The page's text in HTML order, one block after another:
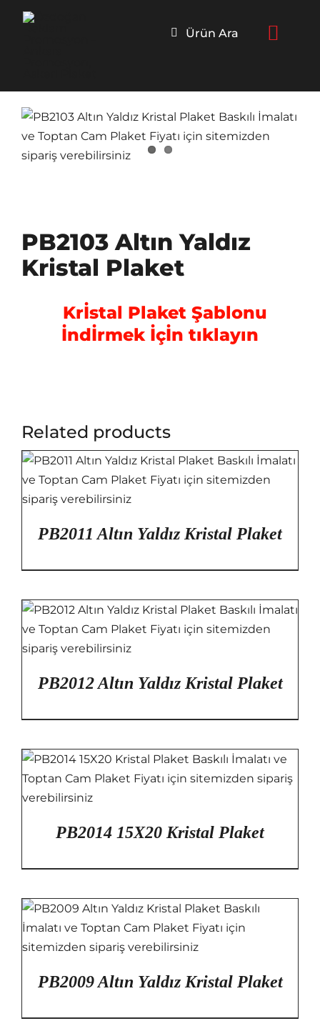
Skip
Ürün Ara
PB2103 Altın Yaldız
Kristal Plaket
Krİstal Plaket Şablonu
İndİrmek İçİn tıklayın
Related products
PB2011 Altın Yaldız Kristal Plaket
PB2012 Altın Yaldız Kristal Plaket
PB2014 15X20 Kristal Plaket
PB2009 Altın Yaldız Kristal Plaket